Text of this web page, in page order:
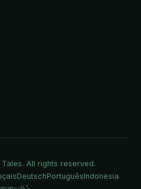
Tales. All rights reserved.
DeutschPortuguêsIndonesia